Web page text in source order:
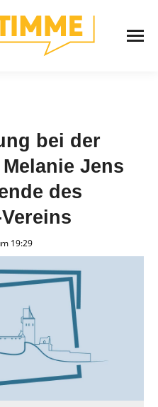
bei der
Jens
des
19:29